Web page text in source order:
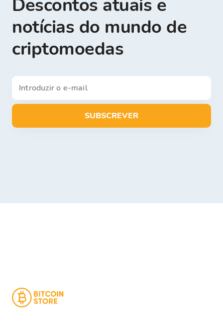
Descontos atuais e
notícias do mundo de
criptomoedas
SUBSCREVER